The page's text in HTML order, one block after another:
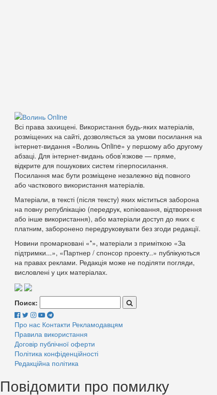
Всі права захищені. Використання будь-яких матеріалів,
розміщених на сайті, дозволяється за умови посилання на
інтернет-видання «Волинь Online» у першому або другому
абзаці. Для інтернет-видань обов’язкове — пряме,
відкрите для пошукових систем гіперпосилання.
Посилання має бути розміщене незалежно від повного
або часткового використання матеріалів.
Матеріали, в тексті (після тексту) яких міститься заборона
на повну републікацію (передрук, копіювання, відтворення
або інше використання), або матеріали доступ до яких є
платним, заборонено передруковувати без згоди редакції.
Новини промарковані «*», матеріали з приміткою «За
підтримки...», «Партнер / спонсор проекту..» публікуються
на правах реклами. Редакція може не поділяти погляди,
висловлені у цих матеріалах.
Поиск:
Про нас Контакти Рекламодавцям
Правила використання
Договір публічної оферти
Політика конфіденційності
Редакційна політика
Повідомити про помилку